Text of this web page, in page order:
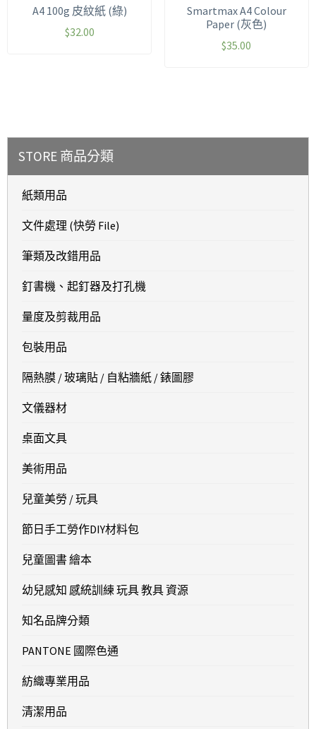
A4 100g 皮紋紙 (綠)
$32.00
Smartmax A4 Colour
Paper (灰色)
$35.00
STORE 商品分類
紙類用品
文件處理 (快勞 File)
筆類及改錯用品
釘書機、起釘器及打孔機
量度及剪裁用品
包裝用品
隔熱膜 / 玻璃貼 / 自粘牆紙 / 錶圖膠
文儀器材
桌面文具
美術用品
兒童美勞 / 玩具
節日手工勞作DIY材料包
兒童圖書 繪本
幼兒感知 感統訓練 玩具 教具 資源
知名品牌分類
PANTONE 國際色通
紡織專業用品
清潔用品